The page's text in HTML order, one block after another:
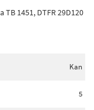
TB 1451, DTFR 29D120
Kan
5